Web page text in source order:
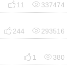
 11 337474
 244 293516
 1 380